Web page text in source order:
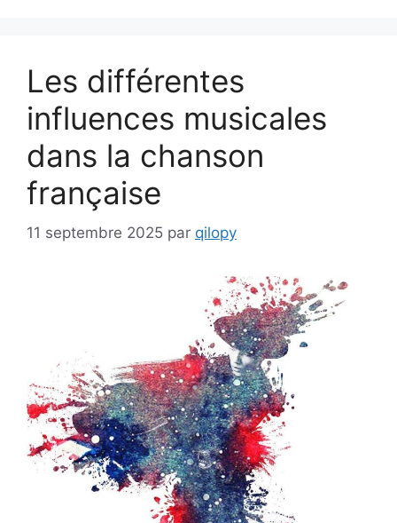
Les différentes
influences musicales
dans la chanson
française
11 septembre 2025 par qilopy